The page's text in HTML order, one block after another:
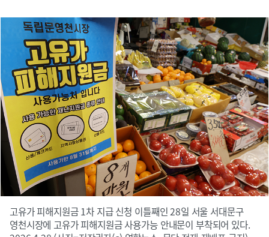
고유가 피해지원금 1차 지급 신청 이틀째인 28일 서울 서대문구
영천시장에 고유가 피해지원금 사용가능 안내문이 부착되어 있다.